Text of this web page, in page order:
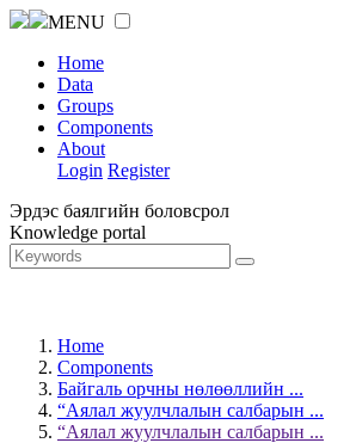
MENU
Home
Data
Groups
Components
About
Login Register
Эрдэс баялгийн боловсрол
Knowledge portal
Home
Components
Байгаль орчны нөлөөллийн ...
“Аялал жуулчлалын салбарын ...
“Аялал жуулчлалын салбарын ...